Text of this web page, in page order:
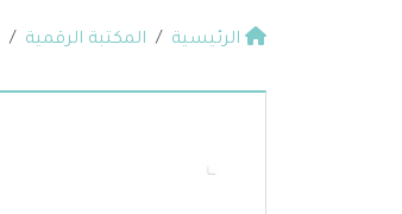
الرئيسية المكتبة الرقمية